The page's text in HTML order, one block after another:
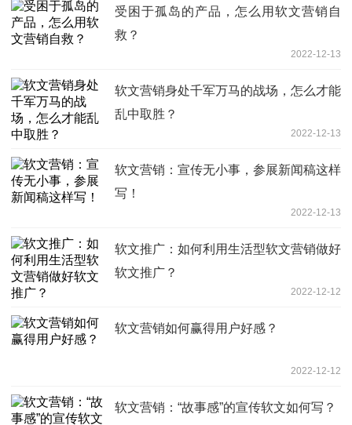
受困于孤岛的产品，怎么用软文营销自
救？
2022-12-13
软文营销身处千军万马的战场，怎么才能
乱中取胜？
2022-12-13
软文营销：宣传无小事，参展新闻稿这样
写！
2022-12-13
软文推广：如何利用生活型软文营销做好
软文推广？
2022-12-12
软文营销如何赢得用户好感？
2022-12-12
软文营销：“故事感”的宣传软文如何写？